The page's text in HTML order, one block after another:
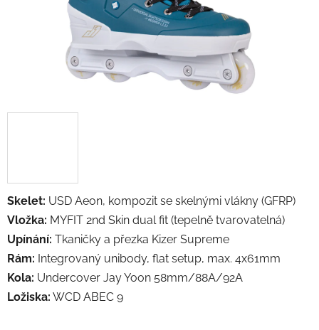
Skelet: USD Aeon, kompozit se skelnými vlákny (GFRP)
Vložka: MYFIT 2nd Skin dual fit (tepelně tvarovatelná)
Upínání: Tkaničky a přezka Kizer Supreme
Rám: Integrovaný unibody, flat setup, max. 4x61mm
Kola: Undercover Jay Yoon 58mm/88A/92A
Ložiska: WCD ABEC 9